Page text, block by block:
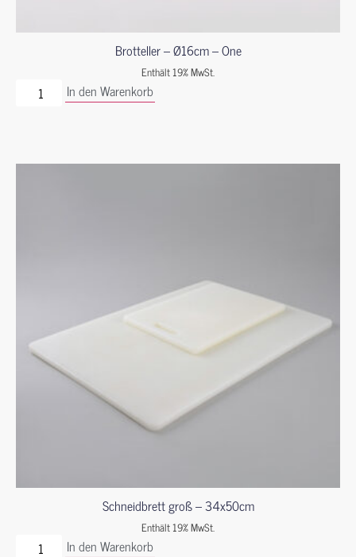
Brotteller – Ø16cm – One
Enthält 19% MwSt.
In den Warenkorb
Schneidbrett groß – 34x50cm
Enthält 19% MwSt.
In den Warenkorb